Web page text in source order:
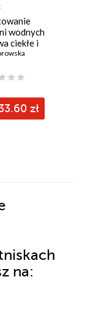
,Sylwia Bartela
wodnych
ciekłe i
zł
na: